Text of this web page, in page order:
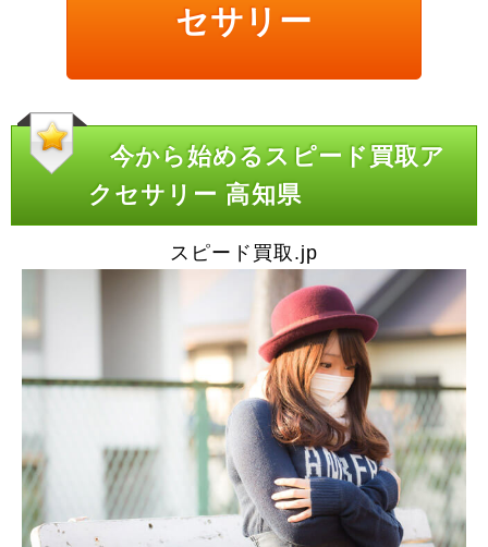
セサリー
今から始めるスピード買取ア
クセサリー 高知県
スピード買取.jp